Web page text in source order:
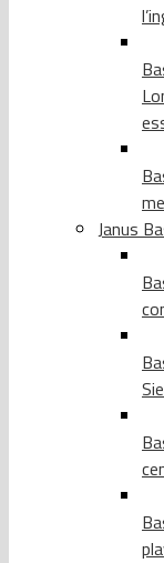
Janus